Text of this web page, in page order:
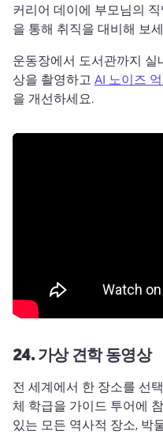
커리어 데이에 부모님의
을 통해 취직을 대비해 보
운동장에서 도서관까지
상을 촬영하고 AI 노이즈
을 개선하세요.
24.가상 견학 동영상
전 세계에서 한 장소를 선
체 학급을 가이드 투어에
있는 모든 역사적 장소, 박